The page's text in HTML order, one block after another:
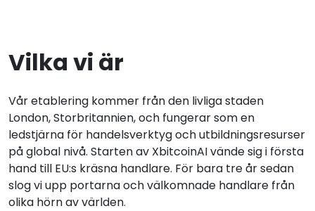
Vilka vi är
Vår etablering kommer från den livliga staden
London, Storbritannien, och fungerar som en
ledstjärna för handelsverktyg och utbildningsresurser
på global nivå. Starten av XbitcoinAI vände sig i första
hand till EU:s kräsna handlare. För bara tre år sedan
slog vi upp portarna och välkomnade handlare från
olika hörn av världen.